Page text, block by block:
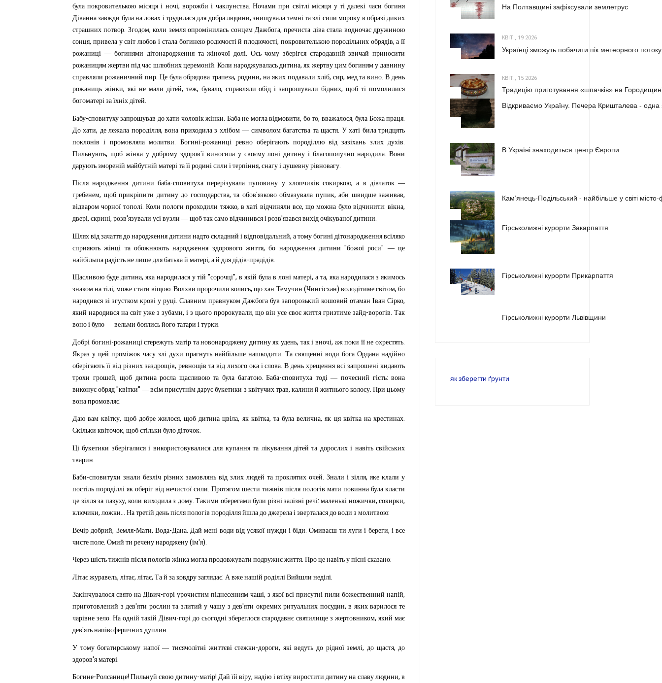
була покровителькою місяця і ночі, ворожби і чаклунства. Ночами при світлі місяця у ті далекі часи богиня
Діванна завжди була на ловах і трудилася для добра людини,знищувала темні та злі сили мороку в образі диких
страшних потвор. Згодом,коли земля опромінилась сонцем Дажбога,пречиста діва стала водночас дружиною
сонця, привела у світ любов і стала богинею родючості й плодючості, покровителькою породільних обрядів,а її
рожаниці — богинями дітонародження та жіночої долі. Ось чому зберігся стародавній звичай приносити
рожаницям жертви під час шлюбних церемоній. Коли народжувалась дитина,як жертву цим богиням у давнину
справляли рожаничний пир. Це була обрядова трапеза,родини,на яких подавали хліб, сир, мед та вино.В день
рожаниць жінки, які не мали дітей, теж, бувало, справляли обід і запрошували бідних,щоб ті помолилися
богоматері за їхніх дітей.
Бабу-сповитуху запрошував до хати чоловік жінки. Баба не могла відмовити, бо то, вважалося,була Божа праця.
До хати, де лежала породілля,вона приходила з хлібом — символом багатства та щастя. У хаті била тридцять
поклонів
і промовляла молитви. Богині-рожаниці ревно оберігають породіллю від зазіхань злих духів.
Пильнують, щоб жінка у доброму здоров'ї виносила у своєму лоні дитину і благополучно народила.Вони
дарують змореній майбутній матері та її родині сили і терпіння, снагу і душевну рівновагу.
Після народження дитини баба-сповитуха перерізувала пуповину у хлопчиків сокиркою,а в дівчаток —
гребенем, щоб прикріпити дитину до господарства, та обов'язково обмазувала пупик, аби швидше заживав,
відваром чорної тополі. Коли пологи проходили тяжко, в хаті відчиняли все,що можна було відчинити:вікна,
двері, скрині, розв'язували усі вузли — щоб так само відчинився і розв'язався вихід очікуваної дитини.
Шлях від зачаття до народження дитини надто складний і відповідальний, а тому богині дітонародження всіляко
сприяють жінці та обожнюють народження здорового життя,бо народження дитини "божої роси" — це
найбільша радість не лише для батька й матері, а й для дідів-прадідів.
Щасливою буде дитина, яка народилася у тій "сорочці",в якій була в лоні матері, а та, яка народилася з якимось
знаком на тілі,може стати віщою. Волхви пророчили колись,що хан Темучин (Чингісхан) володітиме світом,бо
народився зі згустком крові у руці.Славним правнуком Дажбога був запорозький кошовий отаман Іван Сірко,
який народився на світ уже з зубами, і з цього пророкували,що він усе своє життя гризтиме зайд-ворогів.Так
воно і було — вельми боялись його татари і турки.
Добрі богині-рожаниці стережуть матір та новонароджену дитину як удень, так і вночі, аж поки її не охрестять.
Якраз у цей проміжок часу злі духи прагнуть найбільше нашкодити. Та священні води бога Ордана надійно
оберігають її від різних заздрощів, ревнощів та від лихого ока і слова.В день хрещення всі запрошені кидають
трохи грошей,щоб дитина росла щасливою та була багатою.Баба-сповитуха тоді — почесний гість:вона
виконує обряд "квітки"— всім присутнім дарує букетики з квітучих трав, калини й житнього колосу. При цьому
вона промовляє:
Даю вам квітку, щоб добре жилося,щоб дитина цвіла, як квітка, та була велична,як ця квітка на хрестинах.
Скільки квіточок, щоб стільки було діточок.
Ці букетики зберігалися і використовувалися для купання та лікування дітей та дорослих і навіть свійських
тварин.
Баби-сповитухи знали безліч різних замовлянь від злих людей та проклятих очей. Знали і зілля, яке клали у
постіль породіллі як оберіг від нечистої сили. Протягом шести тижнів після пологів мати повинна була класти
це зілля за пазуху, коли виходила з дому. Такими оберегами були різні залізні речі: маленькі ножички, сокирки,
ключики, ложки... На третій день після пологів породілля йшла до джерела і зверталася до води з молитвою:
Вечір добрий, Земля-Мати, Вода-Дана.Дай мені води від усякої нужди і біди.Омиваєш ти луги і береги, і все
чисте поле. Омий ти речену народжену (ім'я).
Через шість тижнів після пологів жінка могла продовжувати подружнє життя. Про це навіть у пісні сказано:
Літає журавель, літає, літає, Та й за ковдру заглядає: А вже нашій роділлі Вийшли неділі.
Закінчувалося свято на Дівич-горі урочистим піднесенням чаші, з якої всі присутні пили божественний напій,
приготовлений з дев'яти рослин та злитий у чашу з дев'яти окремих ритуальних посудин,в яких варилося те
чарівне зело. На одній такій Дівич-горі до сьогодні збереглося стародавнє святилище з жертовником, який має
дев'ять напівсферичних дуплин.
У тому богатирському напої — тисячолітні життєві стежки-дороги, які ведуть до рідної землі, до щастя,до
здоров'я матері.
Богине-Ролсанице!Пильнуй свою дитину-матір! Дай їй віру,надію і втіху виростити дитину на славу людини,в
На Полтавщині зафіксували землетрус
КВІТ., 19 2026
Українці зможуть побачити пік метеорного
КВІТ., 15 2026
Традицію приготування «шпачків» на
Відкриваємо Україну. Печера Кришталева - одна
В Україні знаходиться центр Європи
Кам’янець-Подільський - найбільше у світі
Гірськолижні курорти Закарпаття
Гірськолижні курорти Прикарпаття
Гірськолижні курорти Львівщини
як зберегти ґрунти